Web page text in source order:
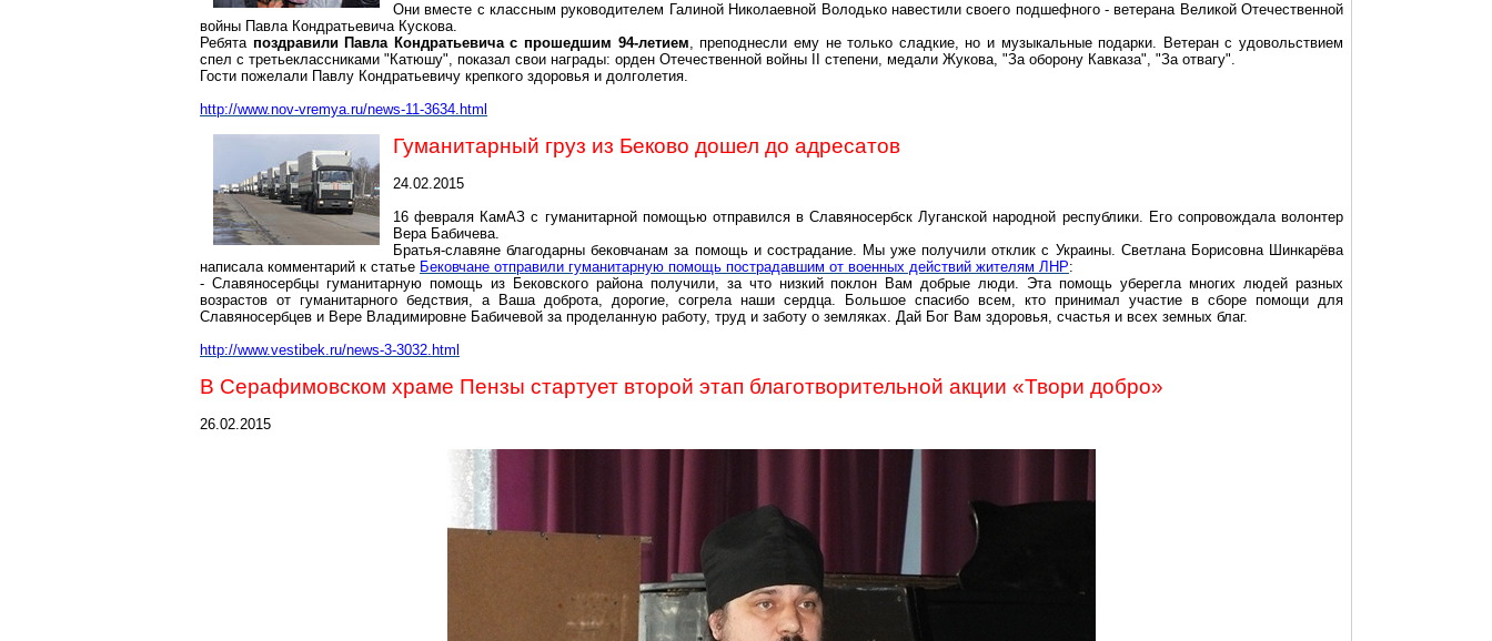
Они вместе с классным руководителем Галиной Николаевной Володько навестили своего подшефного - ветерана Великой Отечественной
войны Павла Кондратьевича Кускова.
Ребята поздравили Павла Кондратьевича с прошедшим 94-летием, преподнесли ему не только сладкие, но и музыкальные подарки. Ветеран с удовольствием
спел с третьеклассниками "Катюшу", показал свои награды: орден Отечественной войны II степени, медали Жукова, "За оборону Кавказа", "За отвагу".
Гости пожелали Павлу Кондратьевичу крепкого здоровья и долголетия.
http://www.nov-vremya.ru/news-11-3634.html
Гуманитарный груз из Беково дошел до адресатов
24.02.2015
16 февраля КамАЗ с гуманитарной помощью отправился в Славяносербск Луганской народной республики. Его сопровождала волонтер
Вера Бабичева.
Братья-славяне благодарны бековчанам за помощь и сострадание. Мы уже получили отклик с Украины. Светлана Борисовна Шинкарёва
написала комментарий к статье Бековчане отправили гуманитарную помощь пострадавшим от военных действий жителям ЛНР:
- Славяносербцы гуманитарную помощь из Бековского района получили, за что низкий поклон Вам добрые люди. Эта помощь уберегла многих людей разных
возрастов от гуманитарного бедствия, а Ваша доброта, дорогие, согрела наши сердца. Большое спасибо всем, кто принимал участие в сборе помощи для
Славяносербцев и Вере Владимировне Бабичевой за проделанную работу, труд и заботу о земляках. Дай Бог Вам здоровья, счастья и всех земных благ.
http://www.vestibek.ru/news-3-3032.html
В Серафимовском храме Пензы стартует второй этап благотворительной акции «Твори добро»
26.02.2015